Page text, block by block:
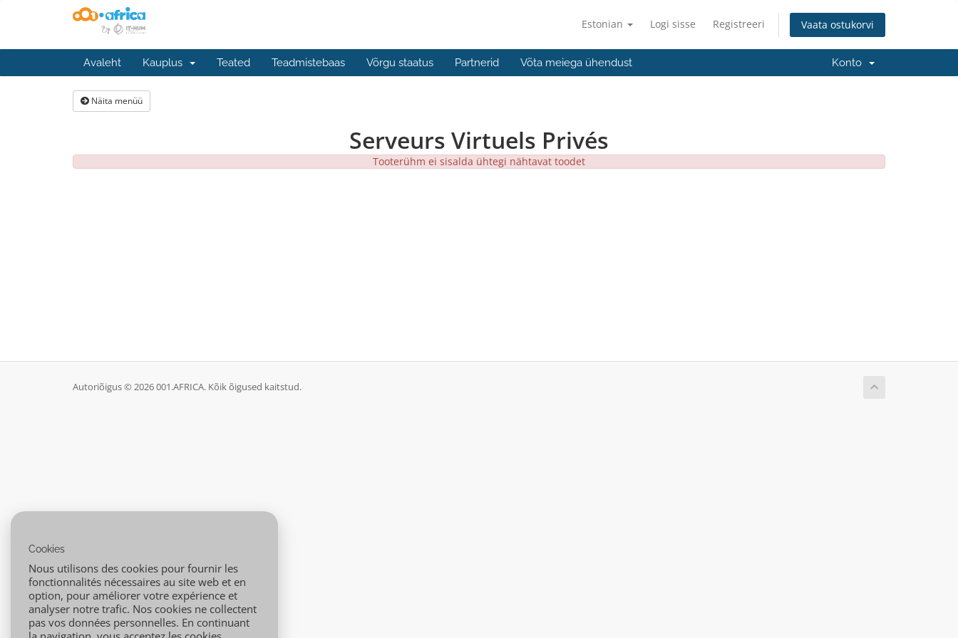
Estonian Logi sisse Registreeri Vaata ostukorvi
Avaleht Kauplus Teated Teadmistebaas Võrgu staatus Partnerid Võta meiega ühendust Konto
Näita menüü
Serveurs Virtuels Privés
Tooterühm ei sisalda ühtegi nähtavat toodet
Autoriõigus © 2026 001.AFRICA. Kõik õigused kaitstud.
Cookies
Nous utilisons des cookies pour fournir les
fonctionnalités nécessaires au site web et en
option, pour améliorer votre expérience et
analyser notre trafic. Nos cookies ne collectent
pas vos données personnelles. En continuant